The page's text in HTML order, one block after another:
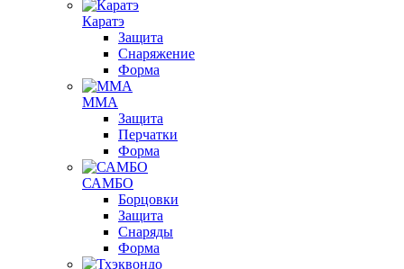
Каратэ
Защита
Снаряжение
Форма
ММА
Защита
Перчатки
Форма
САМБО
Борцовки
Защита
Снаряды
Форма